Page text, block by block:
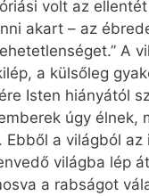
volt az
akart – az
A
a külsőleg
Isten hiányától
úgy élnek,
Ebből a világból az
világba lép
a rabságot